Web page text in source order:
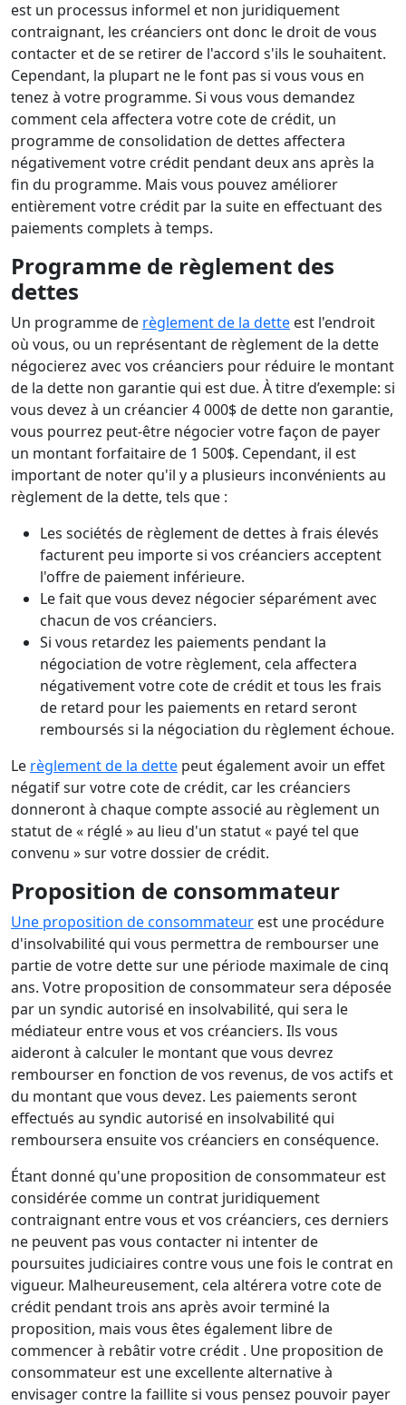
est un processus informel et non juridiquement
contraignant, les créanciers ont donc le droit de vous
contacter et de se retirer de l'accord s'ils le souhaitent.
Cependant, la plupart ne le font pas si vous vous en
tenez à votre programme. Si vous vous demandez
comment cela affectera votre cote de crédit, un
programme de consolidation de dettes affectera
négativement votre crédit pendant deux ans après la
fin du programme. Mais vous pouvez améliorer
entièrement votre crédit par la suite en effectuant des
paiements complets à temps.
Programme de règlement des
dettes
Un programme de règlement de la dette est l'endroit
où vous, ou un représentant de règlement de la dette
négocierez avec vos créanciers pour réduire le montant
de la dette non garantie qui est due. À titre d’exemple: si
vous devez à un créancier 4 000$ de dette non garantie,
vous pourrez peut-être négocier votre façon de payer
un montant forfaitaire de 1 500$. Cependant, il est
important de noter qu'il y a plusieurs inconvénients au
règlement de la dette, tels que :
Les sociétés de règlement de dettes à frais élevés
facturent peu importe si vos créanciers acceptent
l'offre de paiement inférieure.
Le fait que vous devez négocier séparément avec
chacun de vos créanciers.
Si vous retardez les paiements pendant la
négociation de votre règlement, cela affectera
négativement votre cote de crédit et tous les frais
de retard pour les paiements en retard seront
remboursés si la négociation du règlement échoue.
Le règlement de la dette peut également avoir un effet
négatif sur votre cote de crédit, car les créanciers
donneront à chaque compte associé au règlement un
statut de « réglé » au lieu d'un statut « payé tel que
convenu » sur votre dossier de crédit.
Proposition de consommateur
Une proposition de consommateur est une procédure
d'insolvabilité qui vous permettra de rembourser une
partie de votre dette sur une période maximale de cinq
ans. Votre proposition de consommateur sera déposée
par un syndic autorisé en insolvabilité, qui sera le
médiateur entre vous et vos créanciers. Ils vous
aideront à calculer le montant que vous devrez
rembourser en fonction de vos revenus, de vos actifs et
du montant que vous devez. Les paiements seront
effectués au syndic autorisé en insolvabilité qui
remboursera ensuite vos créanciers en conséquence.
Étant donné qu'une proposition de consommateur est
considérée comme un contrat juridiquement
contraignant entre vous et vos créanciers, ces derniers
ne peuvent pas vous contacter ni intenter de
poursuites judiciaires contre vous une fois le contrat en
vigueur. Malheureusement, cela altérera votre cote de
crédit pendant trois ans après avoir terminé la
proposition, mais vous êtes également libre de
commencer à rebâtir votre crédit . Une proposition de
consommateur est une excellente alternative à
envisager contre la faillite si vous pensez pouvoir payer